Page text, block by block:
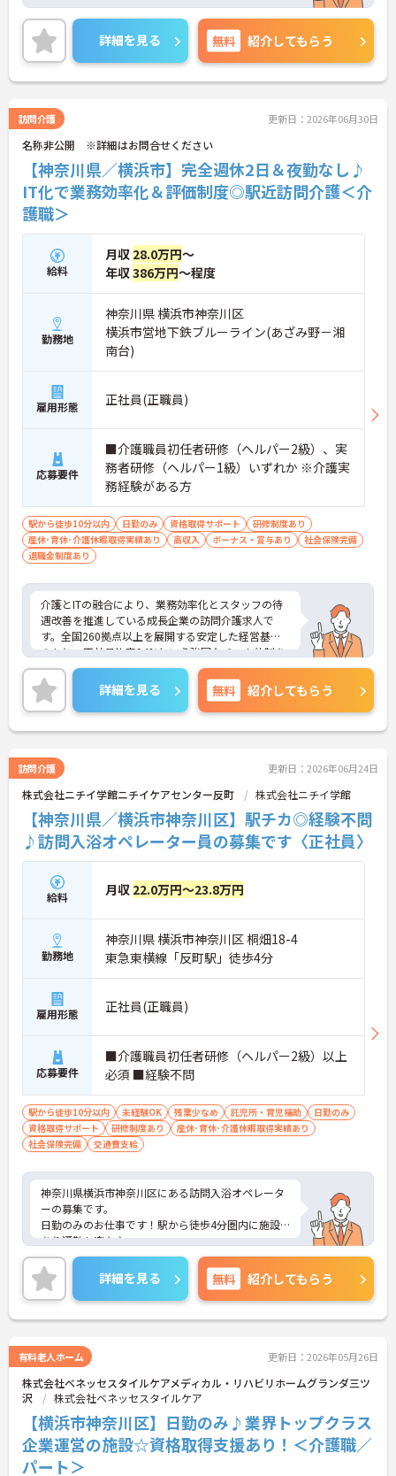
ご案内しますのでお気軽にご相談ください！
詳細を見る 無料 紹介してもらう
訪問介護 更新日：2026年06月30日
名称非公開 ※詳細はお問合せください
【神奈川県／横浜市】完全週休2日＆夜勤なし♪
IT化で業務効率化＆評価制度◎駅近訪問介護＜介
護職＞
給料
月収 28.0万円～
年収386万円～程度
勤務地
神奈川県 横浜市神奈川区
横浜市営地下鉄ブルーライン(あざみ野－湘
南台)
雇用形態 正社員(正職員)
応募要件
■介護職員初任者研修（ヘルパー2級）、実
務者研修（ヘルパー1級）いずれか ※介護実
務経験がある方
駅から徒歩10分以内 日勤のみ 資格取得サポート
研修制度あり
産休･育休･介護休暇取得実績あり
高収入 ボーナス・賞与あり
社会保険完備
退職金制度あり
介護とITの融合により、業務効率化とスタッフの待
遇改善を推進している成長企業の訪問介護求人で
す。全国260拠点以上を展開する安定した経営基盤
のもと、正社員比率94%という強固なチーム体制を
構築しています。資格手当や年2回の評価面談など、
専門資格と成果が収入に直結する仕組みが整ってい
ます。夜勤なしの完全週休2日制（曜日固定）を採用
し、日々の記録業務はスマートフォンで完結するた
め、施設勤務特有の不規則なシフトや煩雑な事務作
談で不安を解消できるフォロー体制もあり、介護福
祉士の資格取得やサ責や管理者への着実なキャリア
アップを目指す有資格者の方に推奨できる環境で
す。
★おすすめPOINT★
【夜勤なし・曜日固定の休日で、身体への負担を抑
えた働き方が実現できます】
・8:00～19:00の間での実働8時間勤務で夜勤が存在
しないため、生活リズムを整えながら健康的に働き
続けることができます
・完全週休2日制（曜日固定）を採用していること
により、先々の予定が立てやすくプライベートの時
【専門資格を活かした収入アップと明確なキャリア
形成が期待できます】
・資格手当が支給されるほか、年2回の評価面談で
個人の頑張りが給与に還元される仕組みが整ってい
ます
・サービス提供責任者や管理者へのキャリアアップ
も目指せます
【IT化と手厚いフォロー体制により、業務のストレ
スを軽減できます】
ンで行えるため、手書きの書類作成や事業所への移
動の手間が省けケア業務に集中できます
・定期的な面談を通じて上司がフォローする体制が
あり、訪問介護でありながら孤立することなくチー
ムの支援を受けながら業務に取り組めます
詳細を見る 無料 紹介してもらう
訪問介護 更新日：2026年06月24日
株式会社ニチイ学館ニチイケアセンター反町 株式会社ニチイ学館
【神奈川県／横浜市神奈川区】駅チカ◎経験不問
♪訪問入浴オペレーター員の募集です〈正社員〉
給料 月収 22.0万円～23.8万円
勤務地
神奈川県 横浜市神奈川区 桐畑18-4
東急東横線「反町駅」徒歩4分
雇用形態 正社員(正職員)
応募要件
■介護職員初任者研修（ヘルパー2級）以上
必須 ■経験不問
駅から徒歩10分以内 未経験OK 残業少なめ 託児所・育児補助
日勤のみ
資格取得サポート
研修制度あり
産休･育休･介護休暇取得実績あり
社会保険完備
交通費支給
神奈川県横浜市神奈川区にある訪問入浴オペレータ
ーの募集です。
日勤のみのお仕事です！駅から徒歩4分圏内に施設
あり通勤も楽々♪
丁寧な研修とフォロー体制で、経験に関わらず安心
してスタートできます。
福利厚生も充実しているのは嬉しいポイントです◎
こちらの求人にご興味がございましたら面接のポイ
ントもお伝えしますので是非ご応募お待ちしており
詳細を見る 無料 紹介してもらう
有料老人ホーム 更新日：2026年05月26日
株式会社ベネッセスタイルケアメディカル・リハビリホームグランダ三ツ
沢
株式会社ベネッセスタイルケア
【横浜市神奈川区】日勤のみ♪業界トップクラス
企業運営の施設☆資格取得支援あり！＜介護職／
パート＞